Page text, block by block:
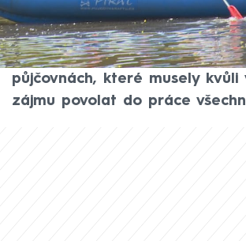
V Českém Krumlově brázdily v
hladinu Vltavy desítky lodí.
neodrazuje ani mírné zdražení
půjčovnách, které musely kvůli
zájmu povolat do práce